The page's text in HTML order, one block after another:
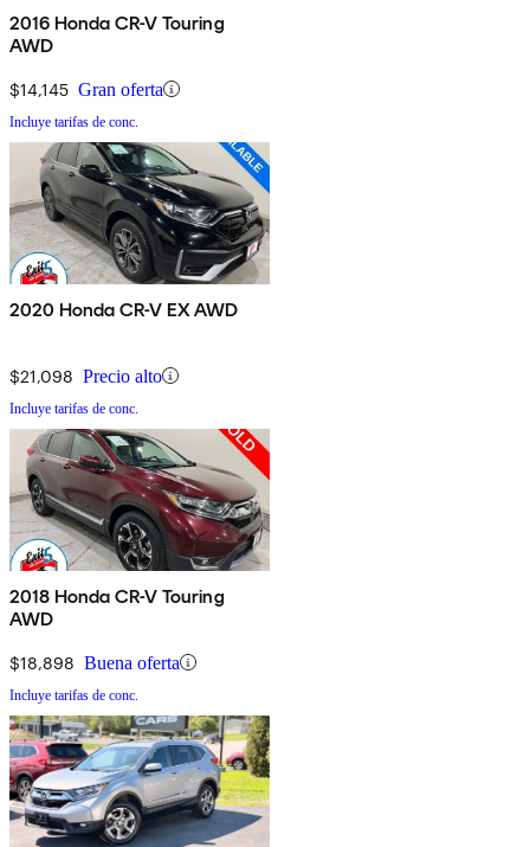
2016 Honda CR-V Touring
AWD
$14,145 Gran oferta
Incluye tarifas de conc.
2020 Honda CR-V EX AWD
$21,098 Precio alto
Incluye tarifas de conc.
2018 Honda CR-V Touring
AWD
$18,898 Buena oferta
Incluye tarifas de conc.